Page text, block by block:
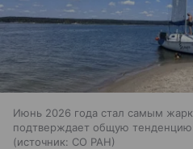
Июнь 2026 года стал самым
подтверждает общую тенденцию
источник: СО РАН